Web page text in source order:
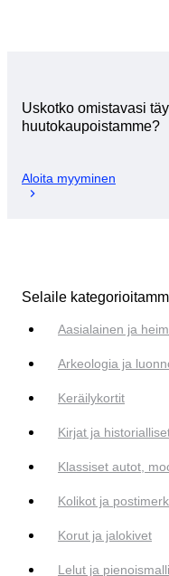
Uskotko omistavasi
huutokaupoistamme?
Aloita myyminen
Selaile
Aasialainen ja
Arkeologia ja
Keräilykortit
Kirjat ja
Klassiset autot,
Kolikot ja
Korut ja jalokivet
Lelut ja